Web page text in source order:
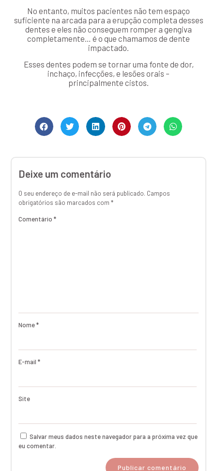
No entanto, muitos pacientes não tem espaço
suficiente na arcada para a erupção completa desses
dentes e eles não conseguem romper a gengiva
completamente… é o que chamamos de dente
impactado.
Esses dentes podem se tornar uma fonte de dor,
inchaço, infecções, e lesões orais –
principalmente cistos.
Deixe um comentário
O seu endereço de e-mail não será publicado. Campos
obrigatórios são marcados com *
Comentário *
Nome*
E-mail *
Site
Salvar meus dados neste navegador para a próxima vez que
eu comentar.